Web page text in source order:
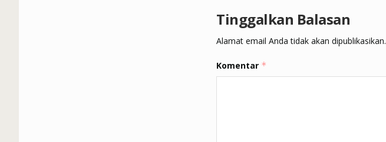
Tinggalkan Balasan
Alamat email Anda tidak akan dipublikasikan.
Komentar *